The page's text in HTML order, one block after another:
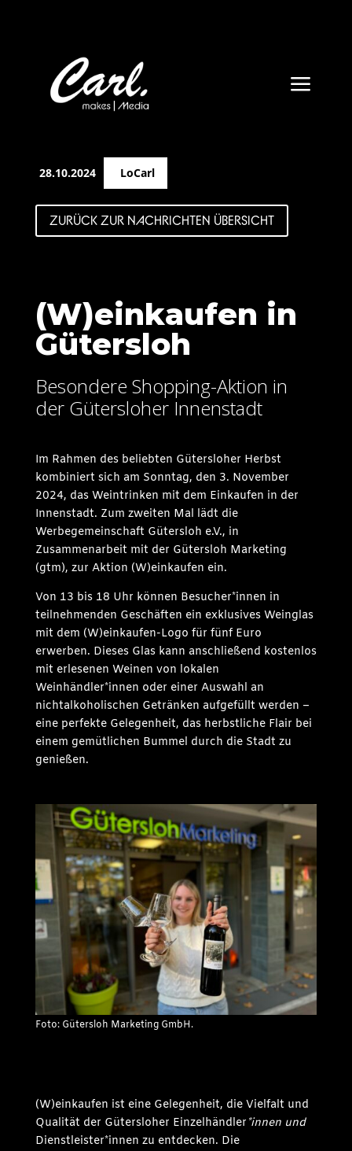
a
28.10.2024 LoCarl
ZURÜCK ZUR NACHRICHTEN ÜBERSICHT
(W)einkaufen in
Gütersloh
Besondere Shopping-Aktion in
der Gütersloher Innenstadt
Im Rahmen des beliebten Gütersloher Herbst
kombiniert sich am Sonntag, den 3. November
2024, das Weintrinken mit dem Einkaufen in der
Innenstadt. Zum zweiten Mal lädt die
Werbegemeinschaft Gütersloh e.V., in
Zusammenarbeit mit der Gütersloh Marketing
(gtm), zur Aktion (W)einkaufen ein.
Von 13 bis 18 Uhr können Besucher*innen in
teilnehmenden Geschäften ein exklusives Weinglas
mit dem (W)einkaufen-Logo für fünf Euro
erwerben. Dieses Glas kann anschließend kostenlos
mit erlesenen Weinen von lokalen
Weinhändler*innen oder einer Auswahl an
nichtalkoholischen Getränken aufgefüllt werden –
eine perfekte Gelegenheit, das herbstliche Flair bei
einem gemütlichen Bummel durch die Stadt zu
genießen.
Foto: Gütersloh Marketing GmbH.
(W)einkaufen ist eine Gelegenheit, die Vielfalt und
Qualität der Gütersloher Einzelhändler *innen und
Dienstleister*innen zu entdecken. Die